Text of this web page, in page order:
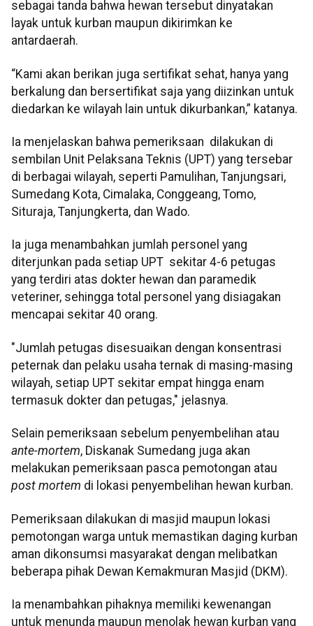
sebagai tanda bahwa hewan tersebut dinyatakan
layak untuk kurban maupun dikirimkan ke
antardaerah.
“Kami akan berikan juga sertifikat sehat, hanya yang
berkalung dan bersertifikat saja yang diizinkan untuk
diedarkan ke wilayah lain untuk dikurbankan,” katanya.
Ia menjelaskan bahwa pemeriksaan dilakukan di
sembilan Unit Pelaksana Teknis (UPT) yang tersebar
di berbagai wilayah, seperti Pamulihan, Tanjungsari,
Sumedang Kota, Cimalaka, Conggeang, Tomo,
Situraja, Tanjungkerta, dan Wado.
Ia juga menambahkan jumlah personel yang
diterjunkan pada setiap UPT sekitar 4-6 petugas
yang terdiri atas dokter hewan dan paramedik
veteriner, sehingga total personel yang disiagakan
mencapai sekitar 40 orang.
"Jumlah petugas disesuaikan dengan konsentrasi
peternak dan pelaku usaha ternak di masing-masing
wilayah, setiap UPT sekitar empat hingga enam
termasuk dokter dan petugas," jelasnya.
Selain pemeriksaan sebelum penyembelihan atau
ante-mortem, Diskanak Sumedang juga akan
melakukan pemeriksaan pasca pemotongan atau
post mortem di lokasi penyembelihan hewan kurban.
Pemeriksaan dilakukan di masjid maupun lokasi
pemotongan warga untuk memastikan daging kurban
aman dikonsumsi masyarakat dengan melibatkan
beberapa pihak Dewan Kemakmuran Masjid (DKM).
Ia menambahkan pihaknya memiliki kewenangan
untuk menunda maupun menolak hewan kurban yang